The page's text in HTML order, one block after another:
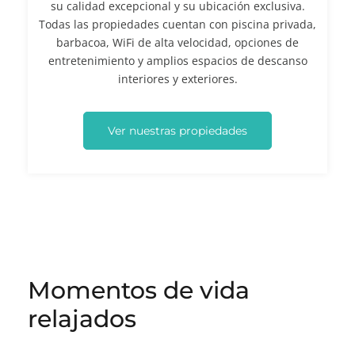
su calidad excepcional y su ubicación exclusiva.
Todas las propiedades cuentan con piscina privada,
barbacoa, WiFi de alta velocidad, opciones de
entretenimiento y amplios espacios de descanso
interiores y exteriores.
Ver nuestras propiedades
Momentos de vida
relajados